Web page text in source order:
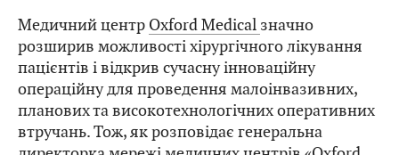
Медичний центр Oxford Medical значно
розширив можливості хірургічного лікування
пацієнтів і відкрив сучасну інноваційну
операційну для проведення малоінвазивних,
планових та високотехнологічних оперативних
втручань. Тож, як розповідає генеральна